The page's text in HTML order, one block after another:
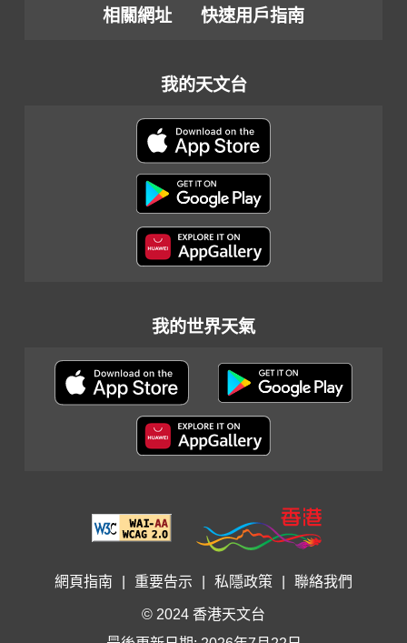
相關網址
快速用戶指南
我的天文台
我的世界天氣
網頁指南 重要告示 私隱政策 聯絡我們
© 2024 香港天文台